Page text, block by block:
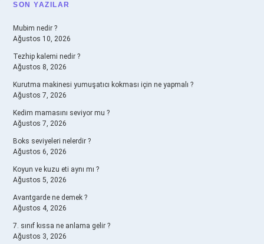
SIDEBAR
SON YAZILAR
Mubim nedir ?
Ağustos 10, 2026
Tezhip kalemi nedir ?
Ağustos 8, 2026
Kurutma makinesi yumuşatıcı kokması için ne yapmalı ?
Ağustos 7, 2026
Kedim mamasını seviyor mu ?
Ağustos 7, 2026
Boks seviyeleri nelerdir ?
Ağustos 6, 2026
Koyun ve kuzu eti aynı mı ?
Ağustos 5, 2026
Avantgarde ne demek ?
Ağustos 4, 2026
7. sınıf kıssa ne anlama gelir ?
Ağustos 3, 2026